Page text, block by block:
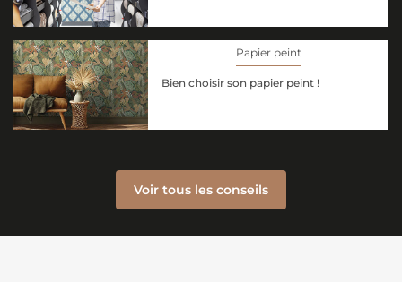
Papier peint
Bien choisir son papier peint !
Voir tous les conseils